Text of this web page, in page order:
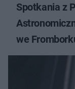
Spotkania z
we